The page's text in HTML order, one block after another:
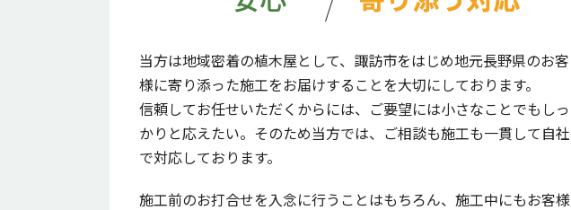
当方は地域密着の植木屋として、諏訪市をはじめ地元長野県のお客
様に寄り添った施工をお届けすることを大切にしております。
信頼してお任せいただくからには、ご要望には小さなことでもしっ
かりと応えたい。そのため当方では、ご相談も施工も一貫して自社
で対応しております。
施工前のお打合せを入念に行うことはもちろん、施工中にもお客様